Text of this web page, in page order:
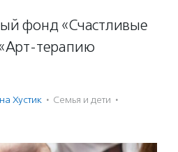
фонд «Счастливые
терапию
Хустик · Семья и дети ·